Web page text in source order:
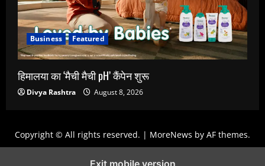
Business Featured
हिमालया का ‘मैची मैची pH’ कैंपेन शुरू
Divya Rashtra August 8, 2026
Copyright © All rights reserved. | MoreNews by AF themes.
Exit mobile version